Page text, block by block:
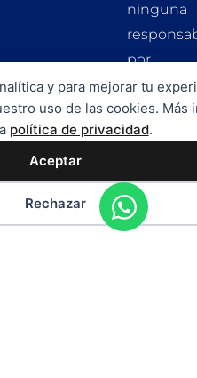
y para mejorar tu
uso de las cookies. Más
política de privacidad.
Aceptar
Rechazar
ninguna
por
la
exactitud,
de
esta